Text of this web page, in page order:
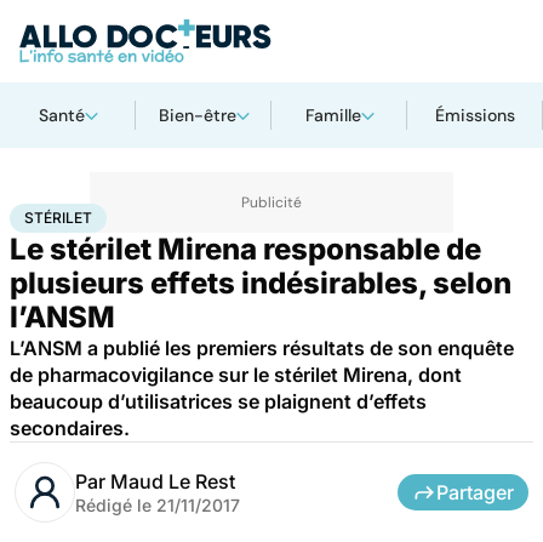
Santé Bien-être Famille Émissions
Accueil Santé
STÉRILET
Le stérilet Mirena responsable de
plusieurs effets indésirables, selon
l’ANSM
L’ANSM a publié les premiers résultats de son enquête
de pharmacovigilance sur le stérilet Mirena, dont
beaucoup d’utilisatrices se plaignent d’effets
secondaires.
Par Maud Le Rest
Rédigé le 21/11/2017
Partager